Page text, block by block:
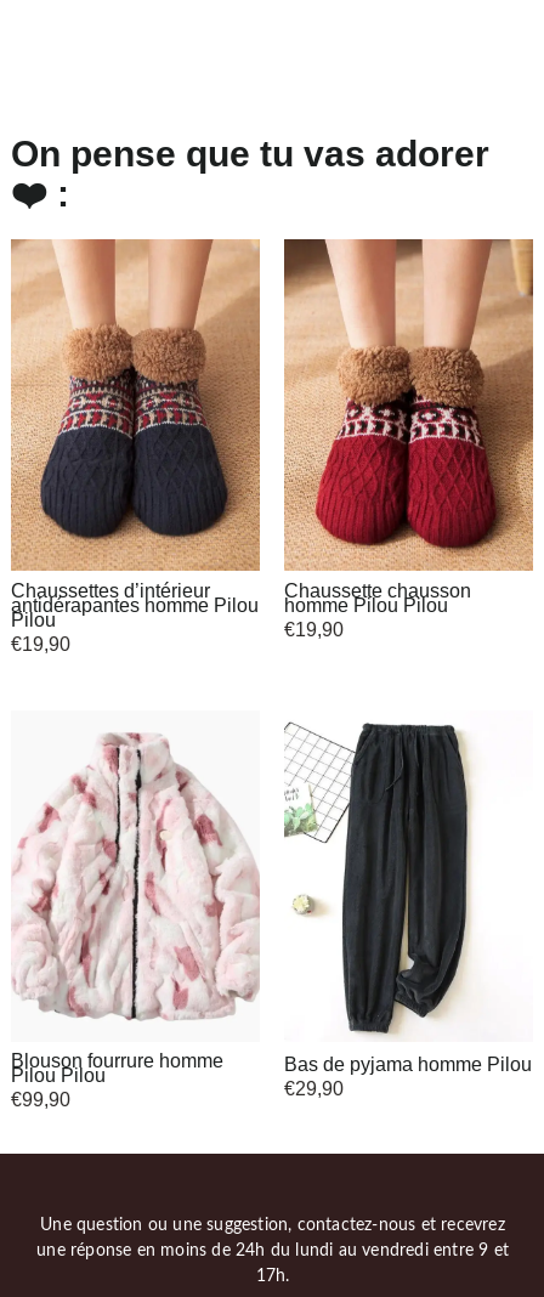
On pense que tu vas adorer
❤️ :
Chaussettes d’intérieur
antidérapantes homme Pilou
Pilou
€19,90
Chaussette chausson
homme Pilou Pilou
€19,90
Blouson fourrure homme
Pilou Pilou
€99,90
Bas de pyjama homme Pilou
€29,90
Une question ou une suggestion, contactez-nous et recevrez
une réponse en moins de 24h du lundi au vendredi entre 9 et
17h.